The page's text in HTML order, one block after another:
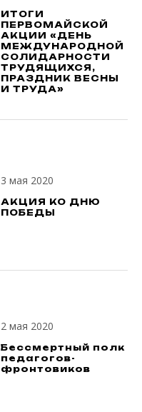
ИТОГИ
ПЕРВОМАЙСКОЙ
АКЦИИ «ДЕНЬ
МЕЖДУНАРОДНОЙ
СОЛИДАРНОСТИ
ТРУДЯЩИХСЯ,
ПРАЗДНИК ВЕСНЫ
И ТРУДА»
3 мая 2020
АКЦИЯ КО ДНЮ
ПОБЕДЫ
2 мая 2020
Бессмертный полк
педагогов-
фронтовиков